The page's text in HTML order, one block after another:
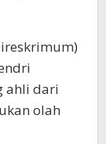
ahli dari
olah